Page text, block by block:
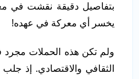
بتفاصيل دقيقة نقشت في
يخسر أي معركة في عهده!
ولم تكن هذه الحملات مجرد
الثقافي والاقتصادي. إذ